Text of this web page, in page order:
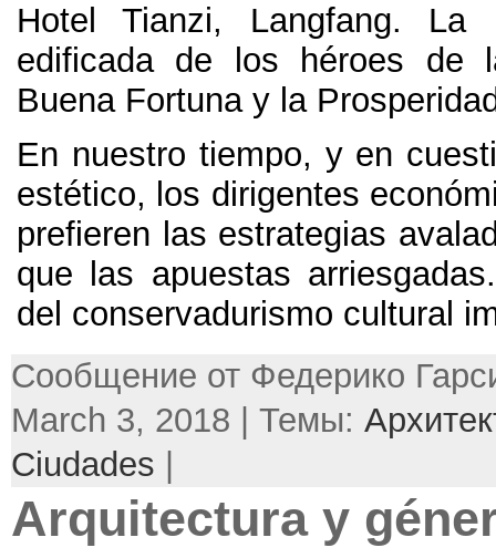
Hotel Tianzi, Langfang. La
edificada de los héroes de
Buena Fortuna y la
En nuestro tiempo, y en
estético, los dirigentes
prefieren las estrategias
que las apuestas arriesgadas
del conservadurismo cultural
Сообщение от Федерико
March 3, 2018 | Темы:
Ciudades |
Arquitectura y